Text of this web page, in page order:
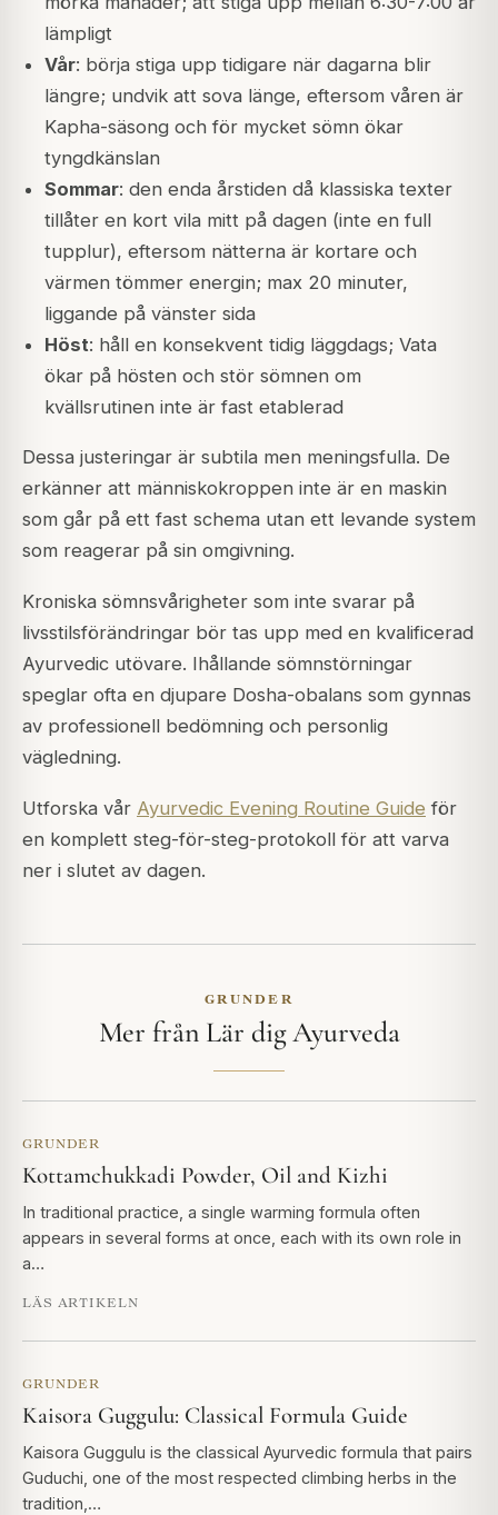
lämpligt
Vår: börja stiga upp tidigare när dagarna blir
längre; undvik att sova länge, eftersom våren är
Kapha-säsong och för mycket sömn ökar
tyngdkänslan
Sommar: den enda årstiden då klassiska texter
tillåter en kort vila mitt på dagen (inte en full
tupplur), eftersom nätterna är kortare och
värmen tömmer energin; max 20 minuter,
liggande på vänster sida
Höst: håll en konsekvent tidig läggdags; Vata
ökar på hösten och stör sömnen om
kvällsrutinen inte är fast etablerad
Dessa justeringar är subtila men meningsfulla. De
erkänner att människokroppen inte är en maskin
som går på ett fast schema utan ett levande system
som reagerar på sin omgivning.
Kroniska sömnsvårigheter som inte svarar på
livsstilsförändringar bör tas upp med en kvalificerad
Ayurvedic utövare. Ihållande sömnstörningar
speglar ofta en djupare Dosha-obalans som gynnas
av professionell bedömning och personlig
vägledning.
Utforska vår Ayurvedic Evening Routine Guide för
en komplett steg-för-steg-protokoll för att varva
ner i slutet av dagen.
GRUNDER
Mer från Lär dig Ayurveda
GRUNDER
Kottamchukkadi Powder, Oil and Kizhi
In traditional practice, a single warming formula often
appears in several forms at once, each with its own role in
a…
LÄS ARTIKELN
GRUNDER
Kaisora Guggulu: Classical Formula Guide
Kaisora Guggulu is the classical Ayurvedic formula that pairs
Guduchi, one of the most respected climbing herbs in the
tradition,…